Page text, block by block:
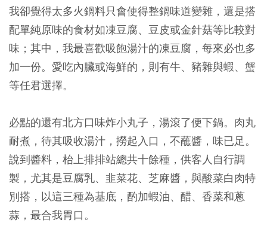
我卻覺得太多火鍋料只會使得整鍋味道變雜，還是搭
配單純原味的食材如凍豆腐、豆皮或金針菇等比較對
味；其中，我最喜歡吸飽湯汁的凍豆腐，每來必也多
加一份。愛吃內臟或海鮮的，則有牛、豬雜與蝦、蟹
等任君選擇。
必點的還有北方口味炸小丸子，湯滾了便下鍋。肉丸
耐煮，待其吸收湯汁，撈起入口，不蘸醬，味已足。
說到醬料，枱上排排站總共十餘種，供客人自行調
製，尤其是豆腐乳、韭菜花、芝麻醬，與酸菜白肉特
別搭，以這三種為基底，酌加蝦油、醋、香菜和蔥
蒜，最合我胃口。